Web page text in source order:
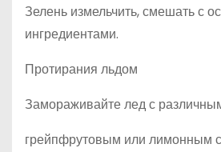
Зелень измельчить, смешать с
ингредиентами.
Протирания льдом
Замораживайте лед с
грейпфрутовым или лимонным